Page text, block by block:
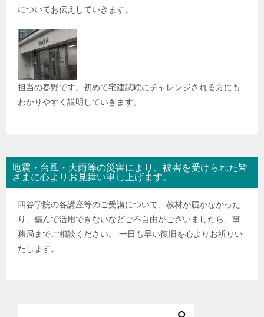
についてお伝えしていきます。
担当の春野です。初めて宅建試験にチャレンジされる方にも
わかりやすく説明していきます。
地震・台風・大雨等の災害により、被害を受けられた皆
さまに心よりお見舞い申し上げます。
四谷学院の各講座等のご受講について、教材が届かなかった
り、傷んで活用できないなどご不自由がございましたら、事
務局までご相談ください。 一日も早い復旧を心よりお祈りい
たします。